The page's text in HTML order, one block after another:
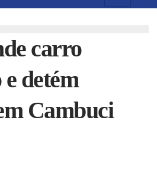
carro
detém
Cambuci